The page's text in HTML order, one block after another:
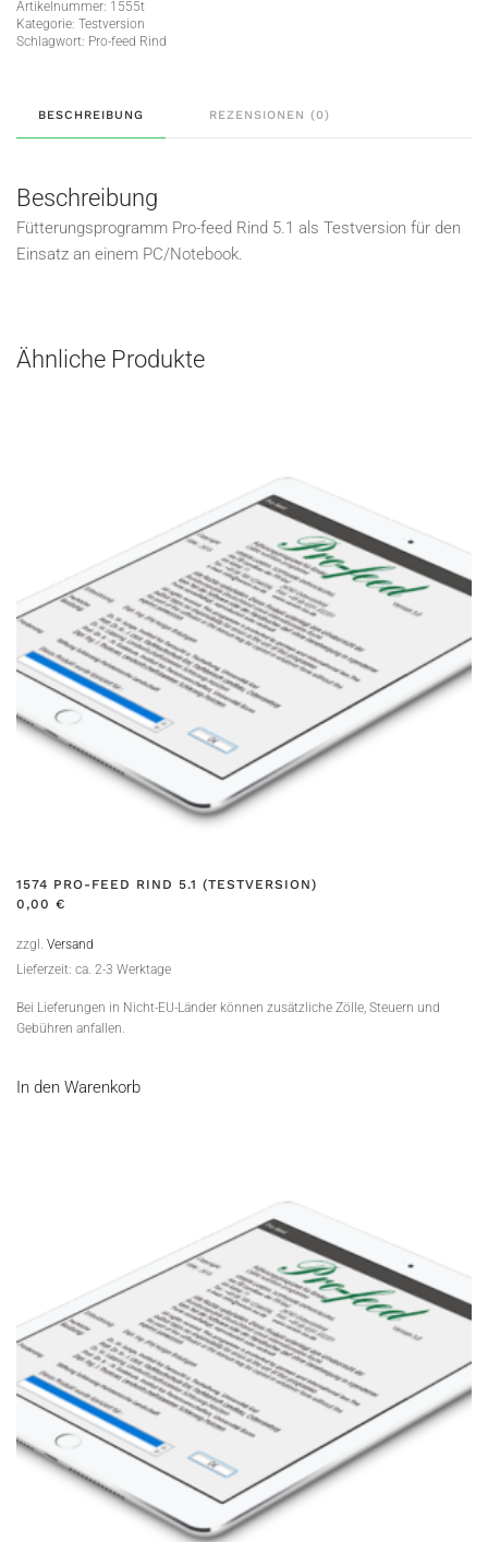
5.1
(Testversion)
Artikelnummer: 1555t
Kategorie: Testversion
Schlagwort: Pro-feed Rind
BESCHREIBUNG REZENSIONEN (0)
Beschreibung
Fütterungsprogramm Pro-feed Rind 5.1 als Testversion für den
Einsatz an einem PC/Notebook.
Ähnliche Produkte
1574 PRO-FEED RIND 5.1 (TESTVERSION)
0,00 €
zzgl. Versand
Lieferzeit: ca. 2-3 Werktage
Bei Lieferungen in Nicht-EU-Länder können zusätzliche Zölle, Steuern und
Gebühren anfallen.
In den Warenkorb